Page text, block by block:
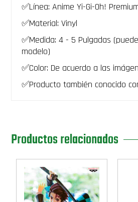
2317
Dragon
rojos
Monstruo
PREVENTA
cantidad
✅Línea: Anime Yi-Gi-Oh!
✅Material: Vinyl
✅Medida: 4 - 5 Pulgadas
modelo)
✅Color: De acuerdo a las
✅Producto también conocido
Productos relacionados